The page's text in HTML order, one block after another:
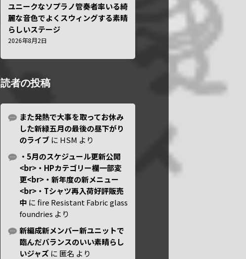
ユニークなソプラノ管奏者率いる綺
麗な音色でよくスウィングする素晴
らしいステージ
2026年8月2日
読者の投稿
また発熱で大事を取ってお休み
した新緑五月の最後の昼下がり
のライブ に HSM より
・5月のスケジュール更新公開
<br>・HPカテゴリー欄一部変
更<br>・新年度の新メニュー
<br>・Tシャツ再入荷好評販売
中 にfire Resistant Fabric glass
foundries より
新編成新メンバー新ユニットで
臨んだバランスのいい素晴らし
いジャズ に 匿名 より